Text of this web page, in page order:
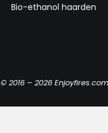
Bio-ethanol haarden
© 2016 – 2026 Enjoyfires.com